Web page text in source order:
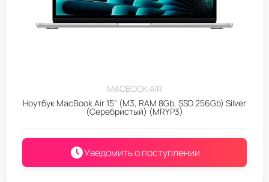
MACBOOK AIR
Ноутбук MacBook Air 15" (M3, RAM 8Gb, SSD 256Gb) Silver
(Серебристый) (MRYP3)
Уведомить о поступлении